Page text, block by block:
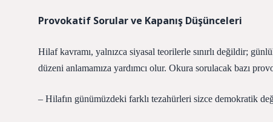
Provokatif Sorular ve Kapanış Düşünceleri
Hilaf kavramı, yalnızca siyasal teorilerle sınırlı değildir;
düzeni anlamamıza yardımcı olur. Okura sorulacak bazı
– Hilafın günümüzdeki farklı tezahürleri sizce demokratik